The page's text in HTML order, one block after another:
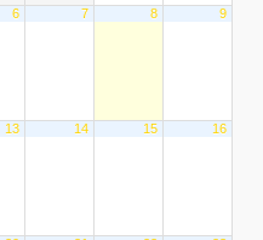
6 7 8 9
13 14 15 16